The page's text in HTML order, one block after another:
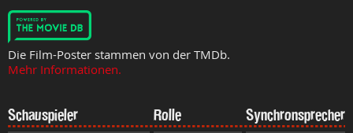
Die Film-Poster stammen von der TMDb.
Mehr Informationen.
Schauspieler Rolle Synchronsprecher